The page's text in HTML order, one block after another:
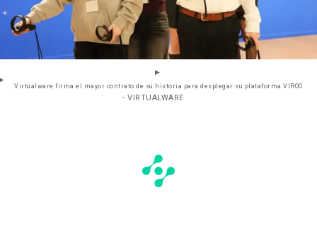
Virtualware firma el mayor contrato de su historia para desplegar su plataforma VIROO
- VIRTUALWARE